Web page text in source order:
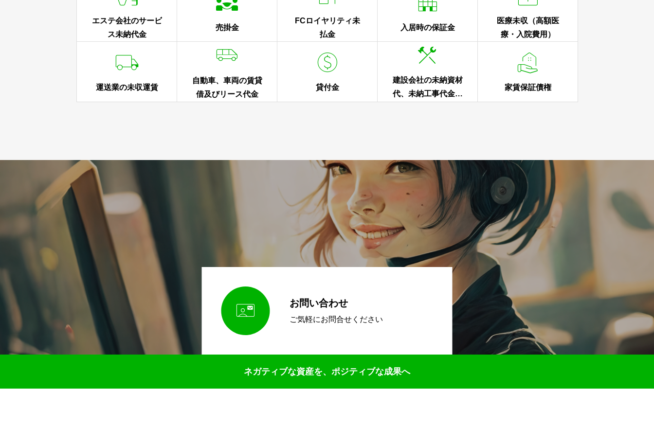
エステ会社のサービ
ス未納代金
売掛金
FCロイヤリティ未
払金
入居時の保証金
医療未収（高額医
療・入院費用）

運送業の未収運賃

自動車、車両の賃貸
借及びリース代金

貸付金

建設会社の未納資材
代、未納工事代金、

家賃保証債権
 お問い合わせ
ご気軽にお問合せください
ネガティブな資産を、ポジティブな成果へ